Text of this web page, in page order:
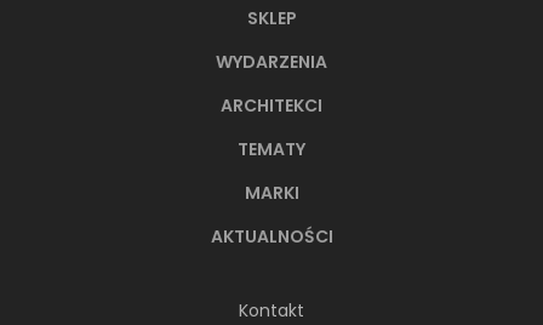
SKLEP
WYDARZENIA
ARCHITEKCI
TEMATY
MARKI
AKTUALNOŚCI
Kontakt